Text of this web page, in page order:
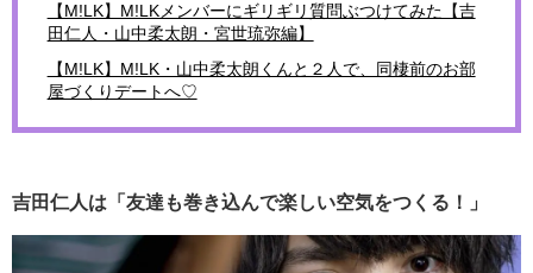
【M!LK】M!LKメンバーにギリギリ質問ぶつけてみた【吉
田仁人・山中柔太朗・宮世琉弥編】
【M!LK】M!LK・山中柔太朗くんと２人で、同棲前のお部
屋づくりデートへ♡
吉田仁人は「友達も巻き込んで楽しい空気をつくる！」